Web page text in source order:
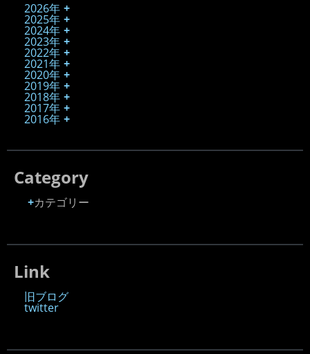
2026年
2025年
2024年
2023年
2022年
2021年
2020年
2019年
2018年
2017年
2016年
Category
カテゴリー
Link
旧ブログ
twitter